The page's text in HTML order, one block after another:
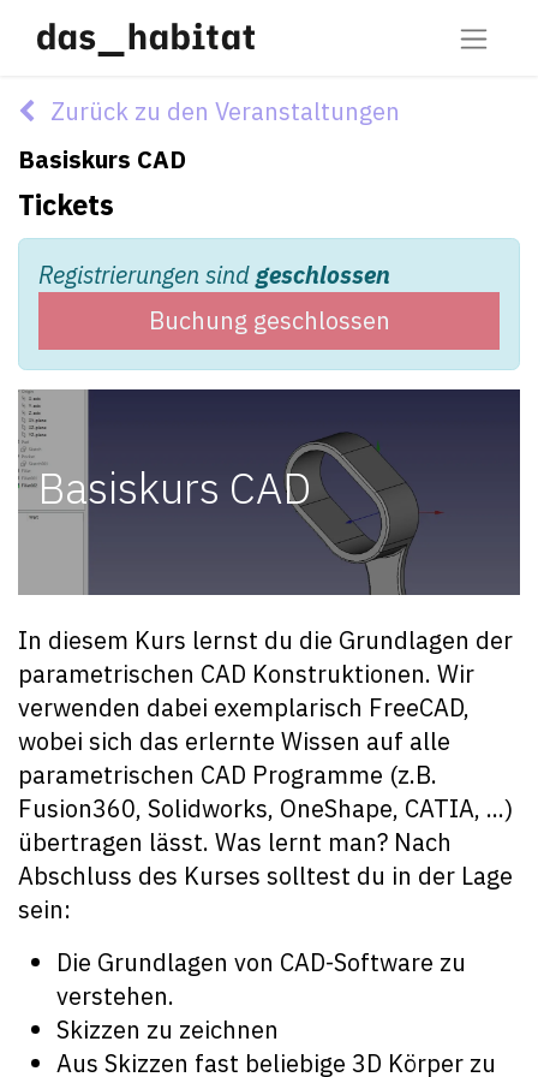
Zurück zu den Veranstaltungen
Basiskurs CAD
Tickets
Registrierungen sindgeschlossen
Buchung geschlossen
Basiskurs CAD
In diesem Kurs lernst du die Grundlagen der
parametrischen CAD Konstruktionen. Wir
verwenden dabei exemplarisch FreeCAD,
wobei sich das erlernte Wissen auf alle
parametrischen CAD Programme (z.B.
Fusion360, Solidworks, OneShape, CATIA, ...)
übertragen lässt. Was lernt man? Nach
Abschluss des Kurses solltest du in der Lage
sein:
Die Grundlagen von CAD-Software zu
verstehen.
Skizzen zu zeichnen
Aus Skizzen fast beliebige 3D Körper zu